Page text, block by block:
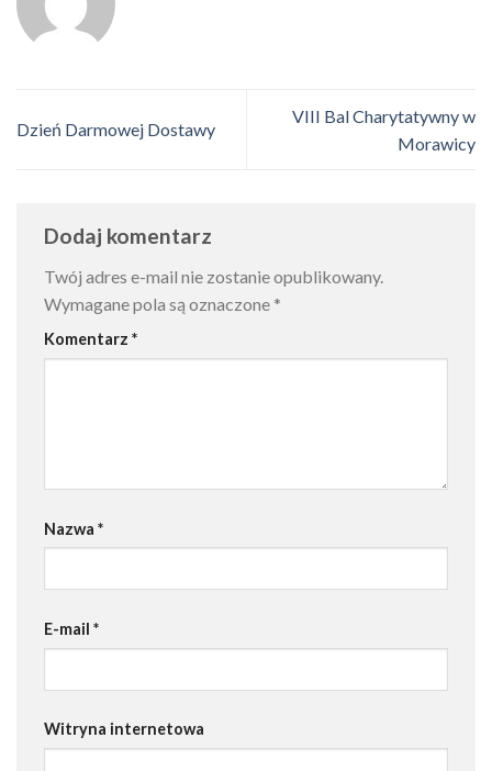
Dzień Darmowej Dostawy
VIII Bal Charytatywny w
Morawicy
Dodaj komentarz
Twój adres e-mail nie zostanie opublikowany.
Wymagane pola są oznaczone *
Komentarz *
Nazwa *
E-mail *
Witryna internetowa